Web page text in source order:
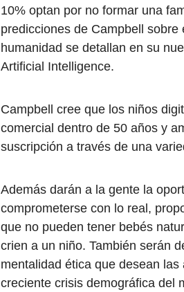
10% optan por no formar una
predicciones de Campbell
humanidad se detallan en su
Artificial Intelligence.
Campbell cree que los niños
comercial dentro de 50 años y
suscripción a través de una
Además darán a la gente la
comprometerse con lo real,
que no pueden tener bebés
crien a un niño. También serán
mentalidad ética que desean
creciente crisis demográfica del